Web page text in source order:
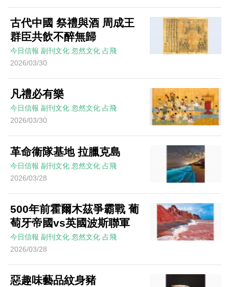
古代中國 祭禮與酒 周成王
群臣共飲不醉無歸
今日信報 副刊文化 忽然文化 占飛
2026/03/30
凡禮必有樂
今日信報 副刊文化 忽然文化 占飛
2026/03/30
革命衞隊基地 拉臘克島
今日信報 副刊文化 忽然文化 占飛
2026/03/28
500年前霍爾木茲爭霸戰 葡
萄牙帝國vs英國波斯聯軍
今日信報 副刊文化 忽然文化 占飛
2026/03/28
惡趣味藝品紋身豬